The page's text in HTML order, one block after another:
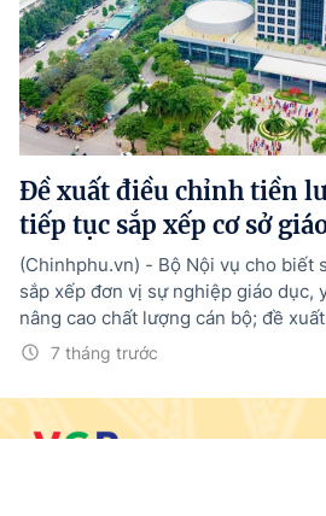
Đề xuất điều chỉnh tiền
tiếp tục sắp xếp cơ sở
7 tháng trước
(Chinhphu.vn) - Bộ Nội vụ cho biết
sắp xếp đơn vị sự nghiệp giáo dục,
nâng cao chất lượng cán bộ; đề